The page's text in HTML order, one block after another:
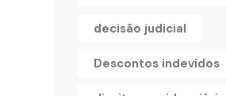
decisão judicial
Descontos indevidos